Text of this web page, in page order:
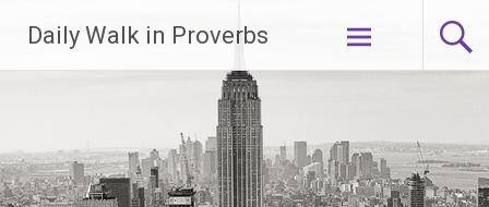
konten
Daily Walk in Proverbs